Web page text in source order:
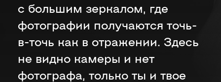
с большим зеркалом, где
фотографии получаются точь-
в-точь как в отражении. Здесь
не видно камеры и нет
фотографа, только ты и твое